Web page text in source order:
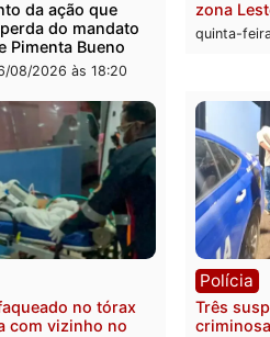
Dias Tofolli , do TSE,
reabertura e
da ação que
à perda do mandato